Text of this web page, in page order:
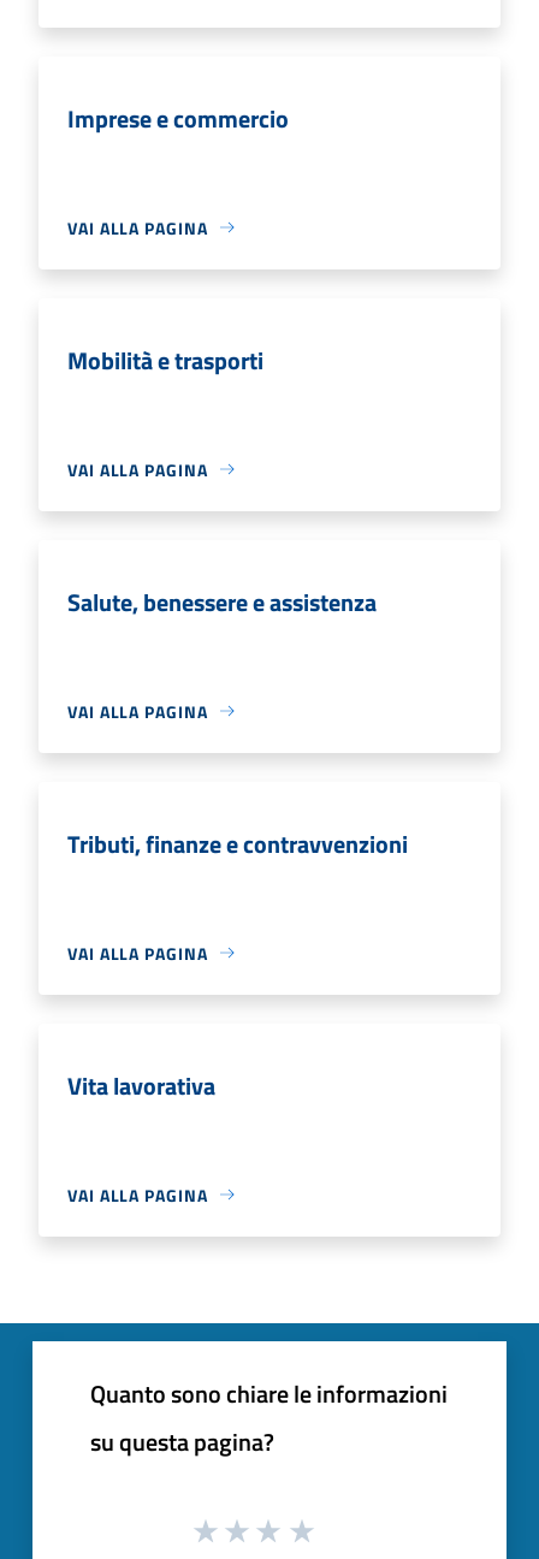
Imprese e commercio
VAI ALLA PAGINA
Mobilità e trasporti
VAI ALLA PAGINA
Salute, benessere e assistenza
VAI ALLA PAGINA
Tributi, finanze e contravvenzioni
VAI ALLA PAGINA
Vita lavorativa
VAI ALLA PAGINA
Quanto sono chiare le informazioni
su questa pagina?